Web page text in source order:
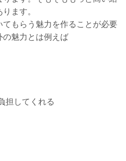
ます。
もらう魅力を作ることが必要
の魅力とは例えば
担してくれる